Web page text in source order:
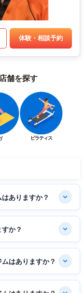
体験・相談予約
舗を探す
ピラティス
ありますか？
か？
はありますか？